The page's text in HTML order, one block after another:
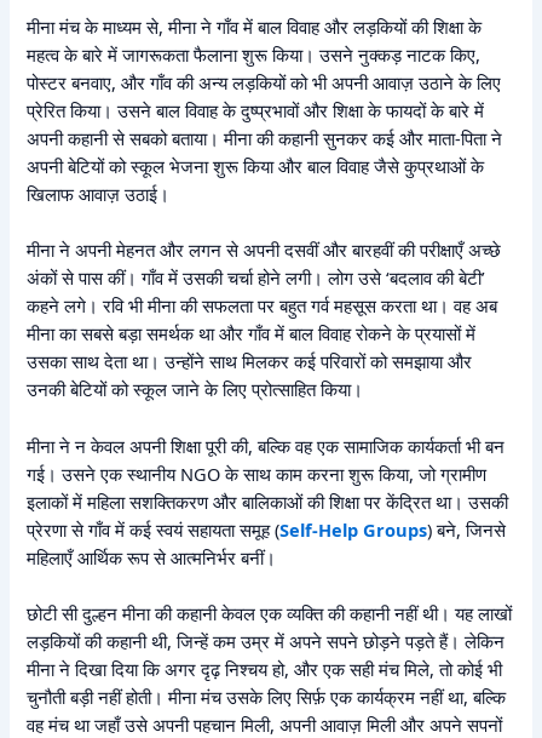
मीना मंच के माध्यम से, मीना ने गाँव में बाल विवाह और लड़कियों की शिक्षा के
महत्व के बारे में जागरूकता फैलाना शुरू किया। उसने नुक्कड़ नाटक किए,
पोस्टर बनवाए, और गाँव की अन्य लड़कियों को भी अपनी आवाज़ उठाने के लिए
प्रेरित किया। उसने बाल विवाह के दुष्प्रभावों और शिक्षा के फायदों के बारे में
अपनी कहानी से सबको बताया। मीना की कहानी सुनकर कई और माता-पिता ने
अपनी बेटियों को स्कूल भेजना शुरू किया और बाल विवाह जैसे कुप्रथाओं के
खिलाफ आवाज़ उठाई।
मीना ने अपनी मेहनत और लगन से अपनी दसवीं और बारहवीं की परीक्षाएँ अच्छे
अंकों से पास कीं। गाँव में उसकी चर्चा होने लगी। लोग उसे ‘बदलाव की बेटी’
कहने लगे। रवि भी मीना की सफलता पर बहुत गर्व महसूस करता था। वह अब
मीना का सबसे बड़ा समर्थक था और गाँव में बाल विवाह रोकने के प्रयासों में
उसका साथ देता था। उन्होंने साथ मिलकर कई परिवारों को समझाया और
उनकी बेटियों को स्कूल जाने के लिए प्रोत्साहित किया।
मीना ने न केवल अपनी शिक्षा पूरी की, बल्कि वह एक सामाजिक कार्यकर्ता भी बन
गई। उसने एक स्थानीय NGO के साथ काम करना शुरू किया, जो ग्रामीण
इलाकों में महिला सशक्तिकरण और बालिकाओं की शिक्षा पर केंद्रित था। उसकी
प्रेरणा से गाँव में कई स्वयं सहायता समूह (Self-Help Groups) बने, जिनसे
महिलाएँ आर्थिक रूप से आत्मनिर्भर बनीं।
छोटी सी दुल्हन मीना की कहानी केवल एक व्यक्ति की कहानी नहीं थी। यह लाखों
लड़कियों की कहानी थी, जिन्हें कम उम्र में अपने सपने छोड़ने पड़ते हैं। लेकिन
मीना ने दिखा दिया कि अगर दृढ़ निश्चय हो, और एक सही मंच मिले, तो कोई भी
चुनौती बड़ी नहीं होती। मीना मंच उसके लिए सिर्फ़ एक कार्यक्रम नहीं था, बल्कि
वह मंच था जहाँ उसे अपनी पहचान मिली, अपनी आवाज़ मिली और अपने सपनों